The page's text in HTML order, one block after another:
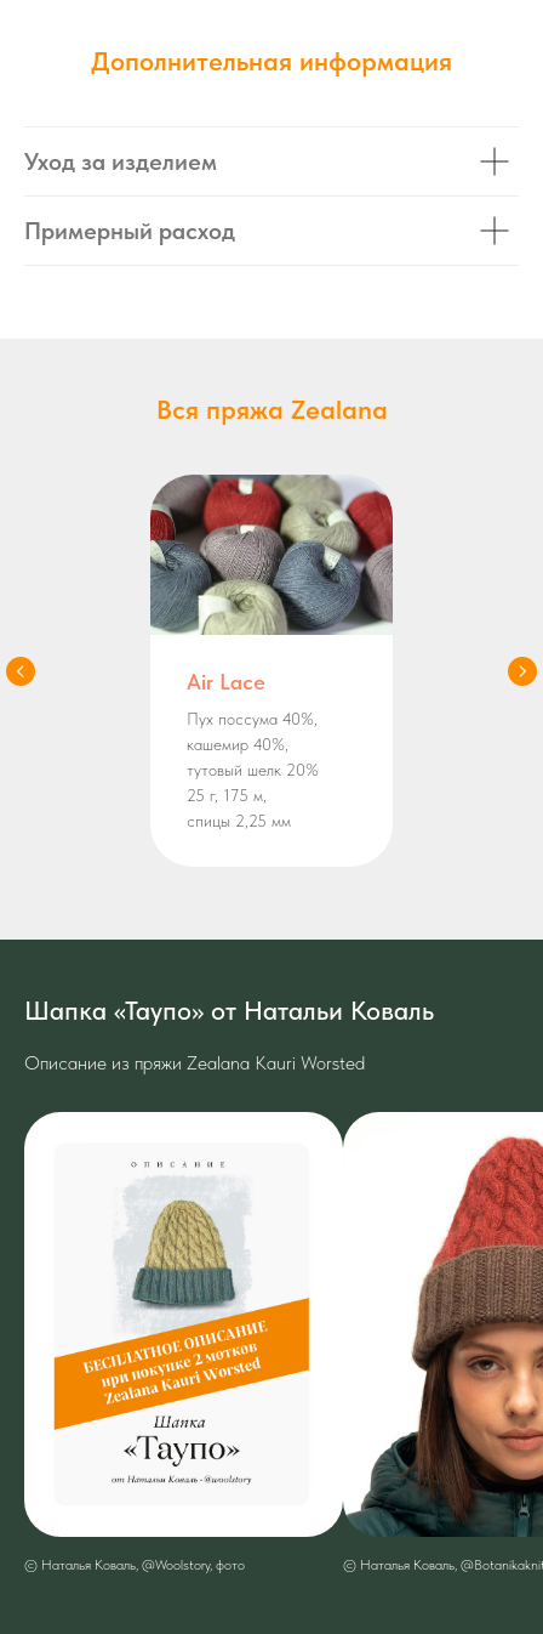
Дополнительная информация
Уход за изделием
Примерный расход
Вся пряжа Zealana
Air Lace
Пух поссума 40%,
кашемир 40%,
тутовый шелк 20%
25 г, 175 м,
спицы 2,25 мм
Шапка «Таупо» от Натальи Коваль
Описание из пряжи Zealana Kauri Worsted
© Наталья Коваль, @Woolstory, фото © Наталья Коваль,